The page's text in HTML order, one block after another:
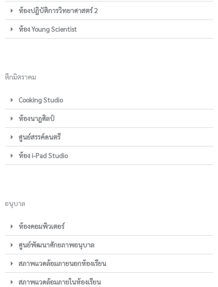
ห้องปฎิบัติการวิทยาศาสตร์ 2
ห้อง Young Scientist
ตึกมิตราคม
Cooking Studio
ห้องนาฎศิลป์
ศูนย์สรรค์ดนตรี
ห้อง i-Pad Studio
อนุบาล
ห้องคอมพิวเตอร์
ศูนย์พัฒนาศักยภาพอนุบาล
สภาพแวดล้อมภายนอกห้องเรียน
สภาพแวดล้อมภายในห้องเรียน